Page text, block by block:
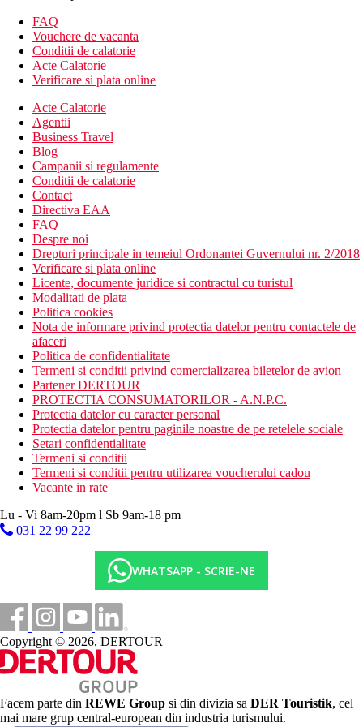
Bar restaurant
Masa de biliard
Loc de joaca in aer liber
Sezlonguri si umbrele la piscina
Snack-bar
Piscina
Piscina pentru copii
Descrierea plajei
langa plaja
sezlonguri si umbrele contra cost
Activitati sportive
masa de biliard
piscine
loc de joaca in aer liber
activitati acvatice la plaja
Masa
Dispune de un restaurant principal si un snack bar ce servesc
preparate culinare cu specific international si local
Categoria oficiala
4 stele
Piscine
Bazin pentru copii
Galerie foto
FAQ
Vouchere de vacanta
Conditii de calatorie
Acte Calatorie
Verificare si plata online
Acte Calatorie
Agentii
Business Travel
Blog
Campanii si regulamente
Conditii de calatorie
Contact
Directiva EAA
FAQ
Despre noi
Drepturi principale in temeiul Ordonantei Guvernului nr. 2/2018
Verificare si plata online
Licente, documente juridice si contractul cu turistul
Modalitati de plata
Politica cookies
Nota de informare privind protectia datelor pentru contactele de
afaceri
Politica de confidentialitate
Termeni si conditii privind comercializarea biletelor de avion
Partener DERTOUR
PROTECTIA CONSUMATORILOR - A.N.P.C.
Protectia datelor cu caracter personal
Protectia datelor pentru paginile noastre de pe retelele sociale
Setari confidentialitate
Termeni si conditii
Termeni si conditii pentru utilizarea voucherului cadou
Vacante in rate
Lu - Vi 8am-20pm l Sb 9am-18 pm
031 22 99 222
WHATSAPP - SCRIE-NE
Copyright © 2026, DERTOUR
Facem parte din REWE Group si din divizia sa DER Touristik, cel
mai mare grup central-european din industria turismului.